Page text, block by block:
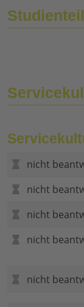
nicht
nicht
nicht
nicht
nicht